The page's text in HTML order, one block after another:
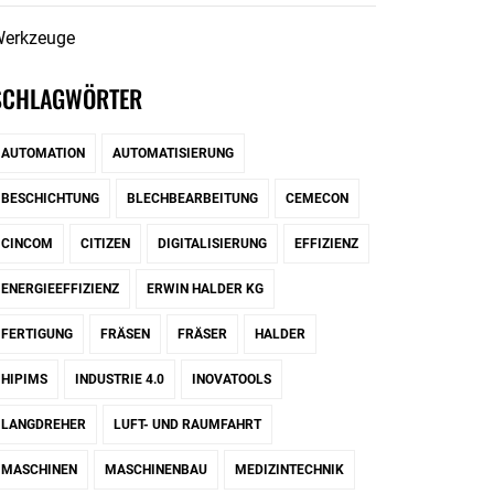
AUTOMATION AUTOMATISIERUNG
BESCHICHTUNG BLECHBEARBEITUNG CEMECON
CINCOM CITIZEN DIGITALISIERUNG EFFIZIENZ
ENERGIEEFFIZIENZ ERWIN HALDER KG
FERTIGUNG FRÄSEN FRÄSER HALDER
HIPIMS INDUSTRIE 4.0 INOVATOOLS
LANGDREHER LUFT- UND RAUMFAHRT
MASCHINEN MASCHINENBAU MEDIZINTECHNIK